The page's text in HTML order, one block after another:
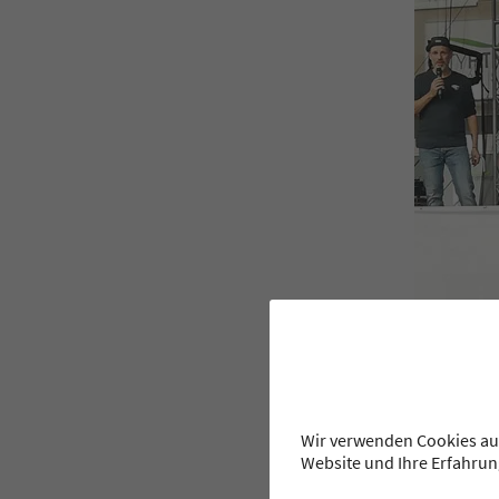
Bod – Am 16.10.2022
Wir verwenden Cookies
Website und Ihre